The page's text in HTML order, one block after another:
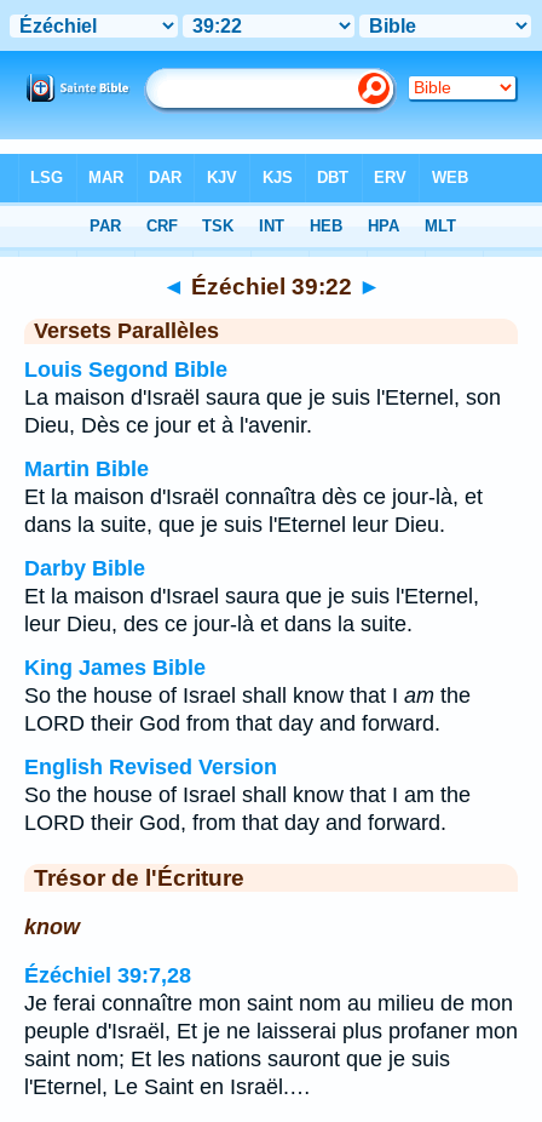
Chapitre 39> Verset 22
◄ Ézéchiel 39:22 ►
Versets Parallèles
Louis Segond Bible
La maison d'Israël saura que je suis l'Eternel, son
Dieu, Dès ce jour et à l'avenir.
Martin Bible
Et la maison d'Israël connaîtra dès ce jour-là, et
dans la suite, que je suis l'Eternel leur Dieu.
Darby Bible
Et la maison d'Israel saura que je suis l'Eternel,
leur Dieu, des ce jour-là et dans la suite.
King James Bible
So the house of Israel shall know that I am the
LORD their God from that day and forward.
English Revised Version
So the house of Israel shall know that I am the
LORD their God, from that day and forward.
Trésor de l'Écriture
know
Ézéchiel 39:7,28
Je ferai connaître mon saint nom au milieu de mon
peuple d'Israël, Et je ne laisserai plus profaner mon
saint nom; Et les nations sauront que je suis
l'Eternel, Le Saint en Israël.…